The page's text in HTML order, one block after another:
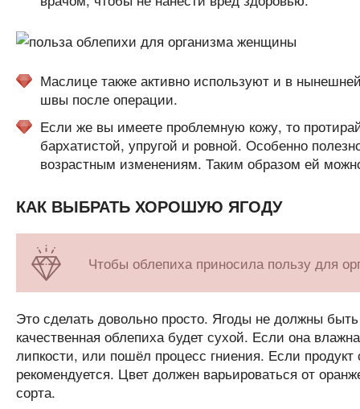
Маслице также активно используют и в
швы после операции.
Если же вы имеете проблемную кожу, то
бархатистой, упругой и ровной. Особенно
возрастным изменениям. Таким образом ей
КАК ВЫБРАТЬ ХОРОШУЮ ЯГОДУ
Чтобы облепиха приносила пользу для
Это сделать довольно просто. Ягоды не должны
качественная облепиха будет сухой. Если она
липкости, или пошёл процесс гниения. Если
рекомендуется. Цвет должен варьироваться от
сорта.